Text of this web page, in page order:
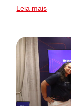
Leia mais